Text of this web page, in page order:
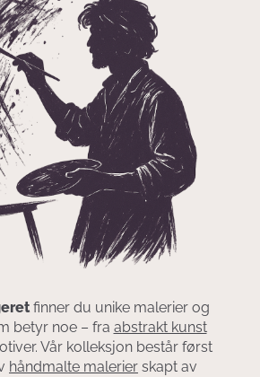
finner du unike malerier og
betyr noe – fra abstrakt kunst
Vår kolleksjon består først
håndmalte malerier skapt av